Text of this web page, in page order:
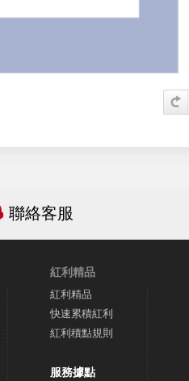
聯絡客服
紅利精品
紅利精品
快速累積紅利
紅利積點規則
服務據點